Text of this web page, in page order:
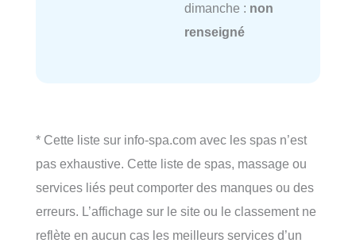
dimanche : non
renseigné
* Cette liste sur info-spa.com avec les spas n’est
pas exhaustive. Cette liste de spas, massage ou
services liés peut comporter des manques ou des
erreurs. L’affichage sur le site ou le classement ne
reflète en aucun cas les meilleurs services d’un